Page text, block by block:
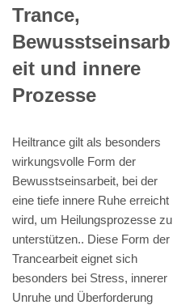
Trance,
Bewusstseinsarb
eit und innere
Prozesse
Heiltrance gilt als besonders
wirkungsvolle Form der
Bewusstseinsarbeit, bei der
eine tiefe innere Ruhe erreicht
wird, um Heilungsprozesse zu
unterstützen.. Diese Form der
Trancearbeit eignet sich
besonders bei Stress, innerer
Unruhe und Überforderung